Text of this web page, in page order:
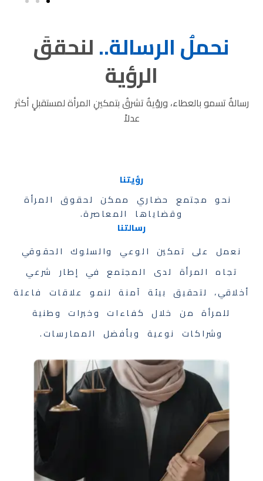
نحملُ الرسالة..لنحققَ
الرؤية
رسالةٌ تسمو بالعطاء، ورؤيةٌ تشرقُ بتمكينِ المرأة لمستقبلٍ أكثر
عدلاً
رؤيتنا
نحو مجتمع حضاري ممكن لحقوق المرأة
وقضاياها المعاصرة.
رسالتنا
نعمل على تمكين الوعي والسلوك الحقوقي
تجاه المرأة لدى المجتمع في إطار شرعي
أخلاقي، لتحقيق بيئة آمنة لنمو علاقات فاعلة
للمرأة من خلال كفاءات وخبرات وطنية
وشراكات نوعية وبأفضل الممارسات.